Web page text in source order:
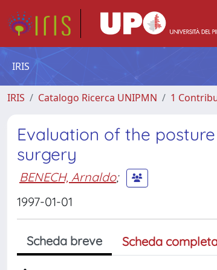
IRIS
IRIS Catalogo Ricerca UNIPMN 1
Evaluation of the
surgery
BENECH, Arnaldo;
1997-01-01
Scheda breve Scheda